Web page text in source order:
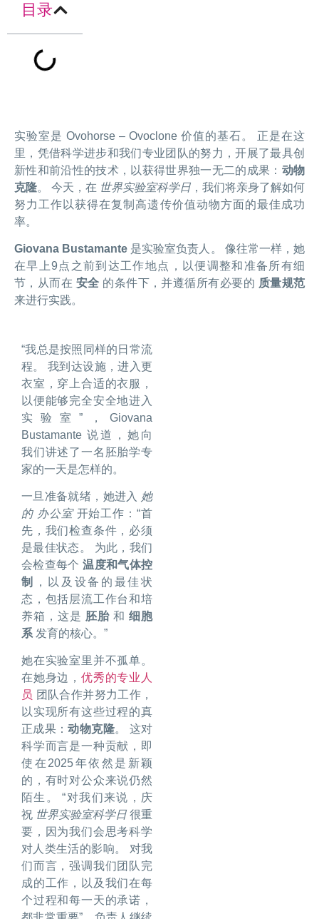
目录
实验室是 Ovohorse – Ovoclone 价值的基石。 正是在这
里，凭借科学进步和我们专业团队的努力，开展了最具创
新性和前沿性的技术，以获得世界独一无二的成果： 动物
克隆。 今天，在 世界实验室科学日 ，我们将亲身了解如何
努力工作以获得在复制高遗传价值动物方面的最佳成功
率。
Giovana Bustamante 是实验室负责人。 像往常一样，她
在早上9点之前到达工作地点，以便调整和准备所有细
节，从而在 安全 的条件下，并遵循所有必要的 质量规范
来进行实践。
“我总是按照同样的日常流
程。 我到达设施，进入更
衣室，穿上合适的衣服，
以便能够完全安全地进入
实验室”，Giovana
Bustamante 说道，她向
我们讲述了一名胚胎学专
家的一天是怎样的。
一旦准备就绪，她进入 她
的 办公室开始工作：“首
先，我们检查条件，必须
是最佳状态。 为此，我们
会检查每个温度和气体控
制
，以及设备的最佳状
态，包括层流工作台和培
养箱，这是 胚胎 和 细胞
系 发育的核心。”
她在实验室里并不孤单。
在她身边， 优秀的专业人
员 团队合作并努力工作，
以实现所有这些过程的真
正成果：动物克隆。 这对
科学而言是一种贡献，即
使在2025年依然是新颖
的，有时对公众来说仍然
陌生。 “对我们来说，庆
祝 世界实验室科学日 很重
要，因为我们会思考科学
对人类生活的影响。 对我
们而言，强调我们团队完
成的工作，以及我们在每
个过程和每一天的承诺，